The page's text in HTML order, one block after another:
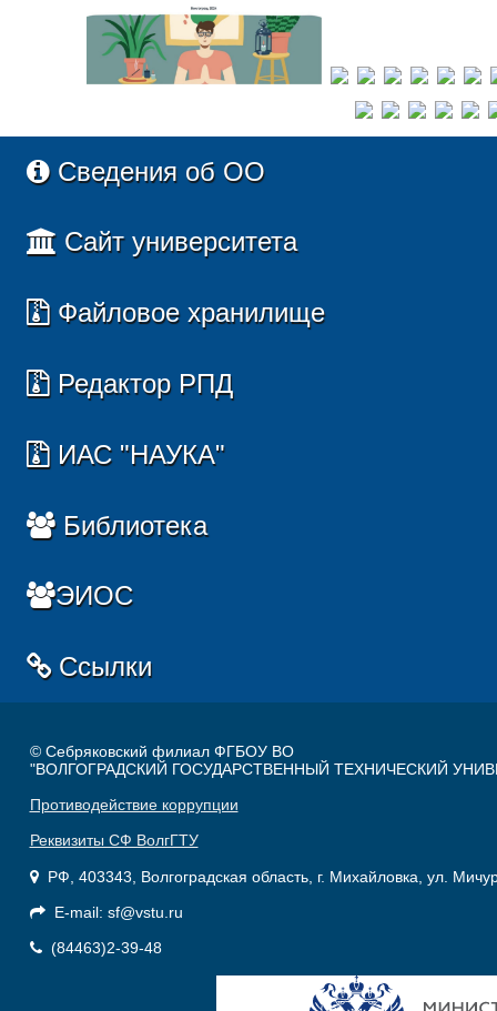
Сведения об ОО
Сайт университета
Файловое хранилище
Редактор РПД
ИАС "НАУКА"
Библиотека
ЭИОС
Ссылки
© Себряковский филиал ФГБОУ ВО
"ВОЛГОГРАДСКИЙ ГОСУДАРСТВЕННЫЙ ТЕХНИЧЕСКИЙ
Противодействие коррупции
Реквизиты СФ ВолгГТУ
РФ, 403343, Волгоградская область, г. Михайловка, ул.
E-mail: sf@vstu.ru
(84463)2-39-48